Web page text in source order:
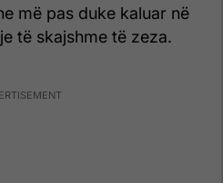
më pas duke kaluar në
të skajshme të zeza.